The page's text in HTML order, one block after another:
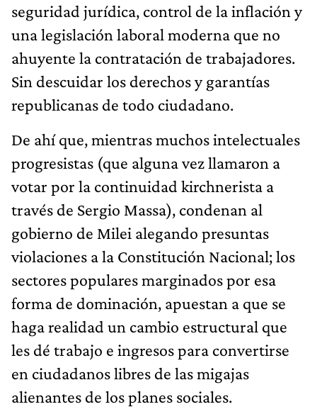
seguridad jurídica, control de la inflación y
una legislación laboral moderna que no
ahuyente la contratación de trabajadores.
Sin descuidar los derechos y garantías
republicanas de todo ciudadano.
De ahí que, mientras muchos intelectuales
progresistas (que alguna vez llamaron a
votar por la continuidad kirchnerista a
través de Sergio Massa), condenan al
gobierno de Milei alegando presuntas
violaciones a la Constitución Nacional; los
sectores populares marginados por esa
forma de dominación, apuestan a que se
haga realidad un cambio estructural que
les dé trabajo e ingresos para convertirse
en ciudadanos libres de las migajas
alienantes de los planes sociales.